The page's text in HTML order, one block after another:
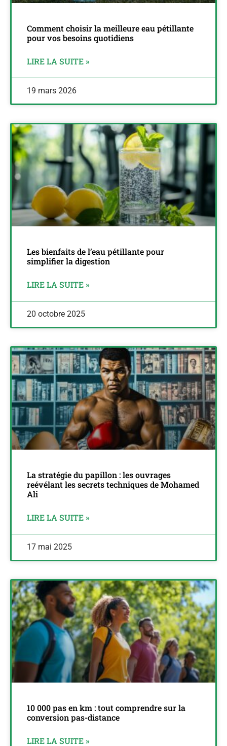
Comment choisir la meilleure eau pétillante
pour vos besoins quotidiens
LIRE LA SUITE »
19 mars 2026
Les bienfaits de l’eau pétillante pour
simplifier la digestion
LIRE LA SUITE »
20 octobre 2025
La stratégie du papillon : les ouvrages
reévélant les secrets techniques de Mohamed
Ali
LIRE LA SUITE »
17 mai 2025
10 000 pas en km : tout comprendre sur la
conversion pas-distance
LIRE LA SUITE »